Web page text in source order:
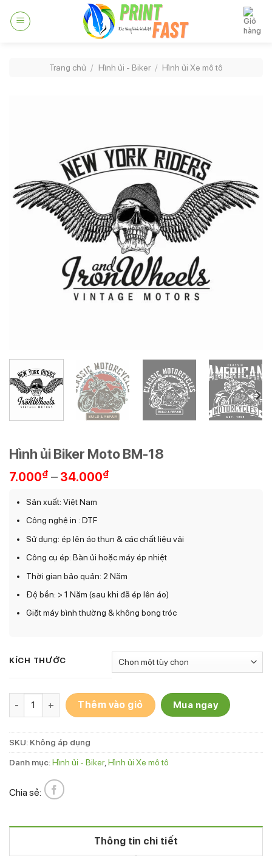
Trang chủ / Hình ủi - Biker / Hình ủi Xe mô tô
Hình ủi Biker Moto BM-18
7.000₫ – 34.000₫
34.000₫
Sản xuất: Việt Nam
Công nghệ in : DTF
Sử dụng: ép lên áo thun & các chất liệu vải
Công cụ ép: Bàn ủi hoặc máy ép nhiệt
Thời gian bảo quản: 2 Năm
Độ bền: > 1 Năm (sau khi đã ép lên áo)
Giặt máy bình thường & không bong tróc
KÍCH THƯỚC
Hình ủi Biker Moto BM-18 số lượng
Thêm vào giỏ Mua ngay
SKU: Không áp dụng
Danh mục:Hình ủi - Biker, Hình ủi Xe mô tô
Chia sẻ:
Thông tin chi tiết